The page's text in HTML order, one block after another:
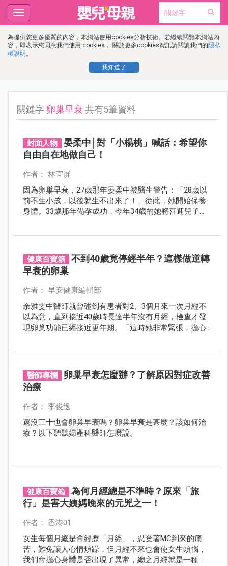
為提供您更多優質的內容，本網站使用cookies分析技術。若繼續閱覽本網站內
容，即表示您同意我們使用 cookies， 關於更多cookies資訊請閱讀我們的隱私
權說明 。
我知道了
Toggle
navigation
關鍵字 卵巢早衰 共有5筆資料
封面人物
晏柔中│對「小楊桃」喊話：希望你
自由自在地做自己！
作者： 林宜屏
因為卵巢早衰，27歲那年晏柔中被醫生警告：「28歲以
前不生小孩，以後就生不出來了！」從此，她開始保養
身體。33歲那年備孕成功，今年34歲的她將喜迎兒子
健康百寶箱
不到40歲竟停經半年？這樣做逆轉
早衰的卵巢
作者： 早安健康編輯部
余雅雯中醫師就曾碰到有患者對2、3個月來一次月經不
以為意，直到接近40歲時長達半年沒有月經，檢查才發
現卵巢功能已經接近更年期。「這時她非常緊張，擔心
醫師專欄
卵巢早衰怎麼辦？了解原因對症改善
治療
作者： 李俊逸
還沒三十也會卵巢早衰嗎？卵巢早衰是甚麼？該如何治
療？以下聽聽婦產科醫師怎麼說。
健康百寶箱
為何月經總是不準時？原來「旅
行」是害大姨媽晚來的元兇之一！
作者： 香港01
女生每個月總是會經歷「月經」，忍受著MC到來的痛
苦，難免讓人心情煩躁，但月經不來也會使女生煩惱，
我們會擔心身體是否出現了異常，總之月經就是一種